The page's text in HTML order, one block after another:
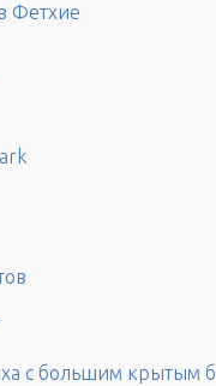
Фетхие
с большим крытым